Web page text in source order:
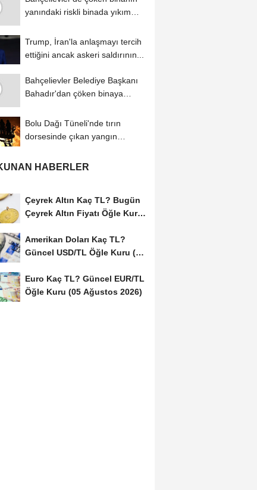
yanındaki riskli binada yıkım
Trump, İran'la anlaşmayı tercih
ettiğini ancak askeri saldırının...
Bahçelievler Belediye Başkanı
Bahadır'dan çöken binaya
Bolu Dağı Tüneli'nde tırın
dorsesinde çıkan yangın
HABERLER
Çeyrek Altın Kaç TL? Bugün
Çeyrek Altın Fiyatı Öğle Kuru
Amerikan Doları Kaç TL?
Güncel USD/TL Öğle Kuru (05
Euro Kaç TL? Güncel EUR/TL
Öğle Kuru (05 Ağustos 2026)